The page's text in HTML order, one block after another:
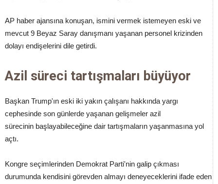
AP haber ajansına konuşan, ismini vermek istemeyen eski ve
mevcut 9 Beyaz Saray danışmanı yaşanan personel krizinden
dolayı endişelerini dile getirdi.
Azil süreci tartışmaları büyüyor
Başkan Trump'ın eski iki yakın çalışanı hakkında yargı
cephesinde son günlerde yaşanan gelişmeler azil
sürecinin başlayabileceğine dair tartışmaların yaşanmasına yol
açtı.
Kongre seçimlerinden Demokrat Parti'nin galip çıkması
durumunda kendisini görevden almayı deneyeceklerini ifade eden